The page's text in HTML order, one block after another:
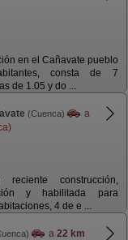
en el Cañavate pueblo
consta de 7
de 1.05 y do ...
(Cuenca)
a
construcción,
y habilitada para
4 de e ...
a 22 km